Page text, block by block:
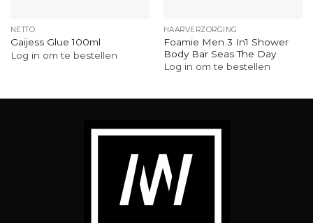
NETTO
Gaijess Glue 100ml
Log in om te bestellen
HAARVERZORGING
Foamie Men 3 In1 Shower
Body Bar Seas The Day
Log in om te bestellen